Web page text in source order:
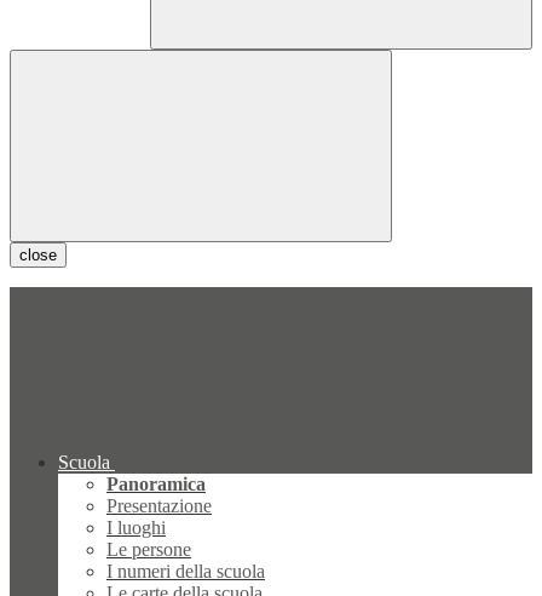
close
Scuola
Panoramica
Presentazione
I luoghi
Le persone
I numeri della scuola